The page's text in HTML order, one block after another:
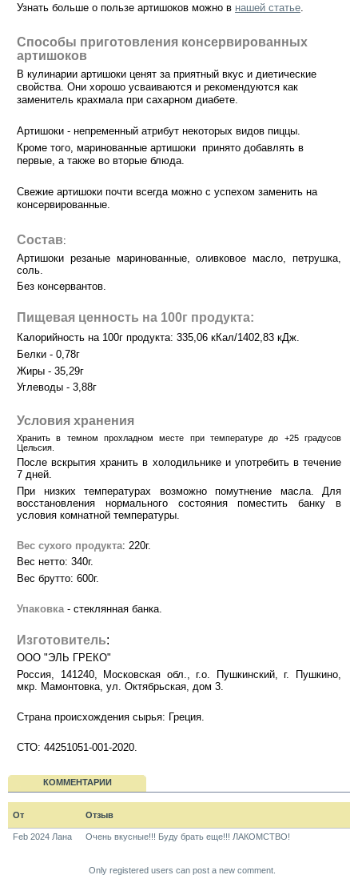
Узнать больше о пользе артишоков можно в нашей статье.
Способы приготовления консервированных
артишоков
В кулинарии артишоки ценят за приятный вкус и диетические
свойства. Они хорошо усваиваются и рекомендуются как
заменитель крахмала при сахарном диабете.
Артишоки - непременный атрибут некоторых видов пиццы.
Кроме того, маринованные артишоки принято добавлять в
первые, а также во вторые блюда.
Свежие артишоки почти всегда можно с успехом заменить на
консервированные.
Состав:
Артишоки резаные маринованные, оливковое масло, петрушка,
соль.
Без консервантов.
Пищевая ценность на 100г продукта:
Калорийность на 100г продукта: 335,06 кКал/1402,83 кДж.
Белки - 0,78г
Жиры - 35,29г
Углеводы - 3,88г
Условия хранения
Хранить в темном прохладном месте при температуре до +25 градусов
Цельсия.
После вскрытия хранить в холодильнике и употребить в течение
7 дней.
При низких температурах возможно помутнение масла. Для
восстановления нормального состояния поместить банку в
условия комнатной температуры.
Вес сухого продукта: 220г.
Вес нетто: 340г.
Вес брутто: 600г.
Упаковка - стеклянная банка.
Изготовитель:
ООО "ЭЛЬ ГРЕКО"
Россия, 141240, Московская обл., г.о. Пушкинский, г. Пушкино,
мкр. Мамонтовка, ул. Октябрьская, дом 3.
Страна происхождения сырья: Греция.
СТО: 44251051-001-2020.
КОММЕНТАРИИ
От Отзыв
Feb 2024 Лана Очень вкусные!!! Буду брать еще!!! ЛАКОМСТВО!
Only registered users can post a new comment.